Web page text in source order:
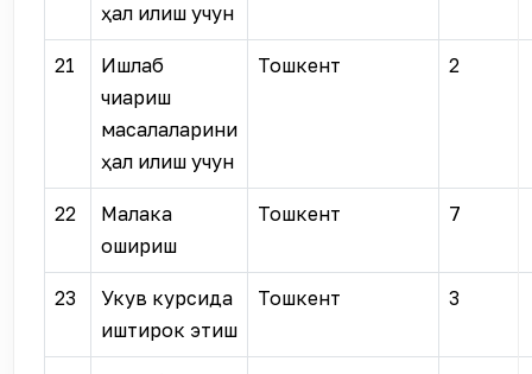
ҳал қилиш учун
21
Ишлаб
чиқариш
масалаларини
ҳал қилиш учун
Тошкент 2
22
Малака
ошириш
Тошкент 7
23
Укув курсида
иштирок этиш
Тошкент 3